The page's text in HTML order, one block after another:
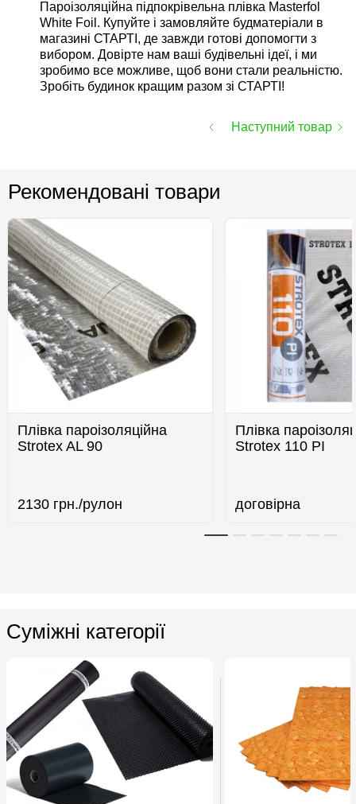
Пароізоляційна підпокрівельна плівка Masterfol
White Foil. Купуйте і замовляйте будматеріали в
магазині СТАРТІ, де завжди готові допомогти з
вибором. Довірте нам ваші будівельні ідеї, і ми
зробимо все можливе, щоб вони стали реальністю.
Зробіть будинок кращим разом зі СТАРТІ!
Наступний товар
Рекомендовані товари
Плівка пароізоляційна
Strotex AL 90
2130 грн./рулон
Плівка
Strotex 110 РІ
договірна
Суміжні категорії